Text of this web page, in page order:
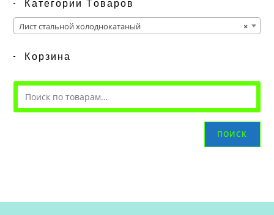
Категории Товаров
×
Лист стальной холоднокатаный
Корзина
ПОИСК